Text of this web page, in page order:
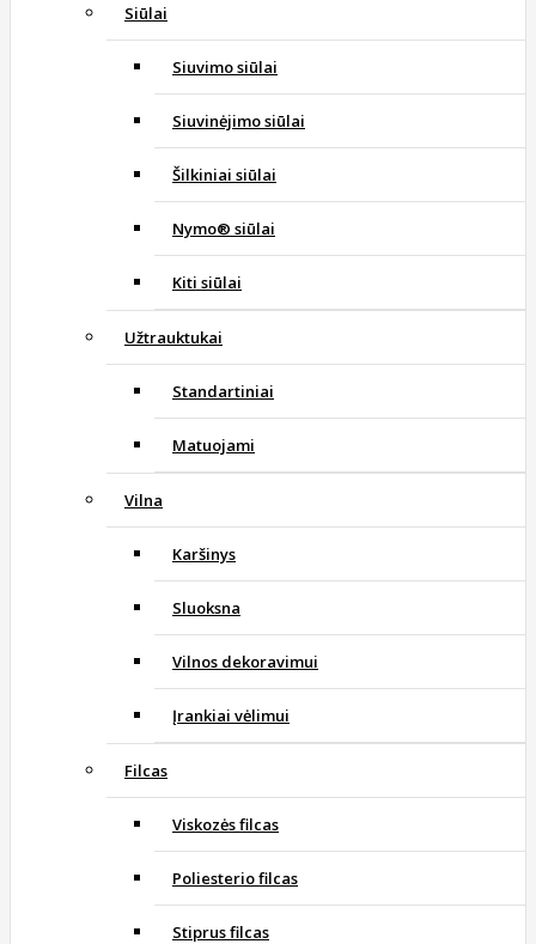
Siūlai
Siuvimo siūlai
Siuvinėjimo siūlai
Šilkiniai siūlai
Nymo® siūlai
Kiti siūlai
Užtrauktukai
Standartiniai
Matuojami
Vilna
Karšinys
Sluoksna
Vilnos dekoravimui
Įrankiai vėlimui
Filcas
Viskozės filcas
Poliesterio filcas
Stiprus filcas